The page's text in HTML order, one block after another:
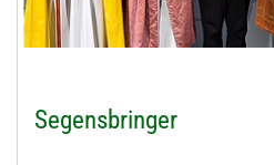
Segensbringer